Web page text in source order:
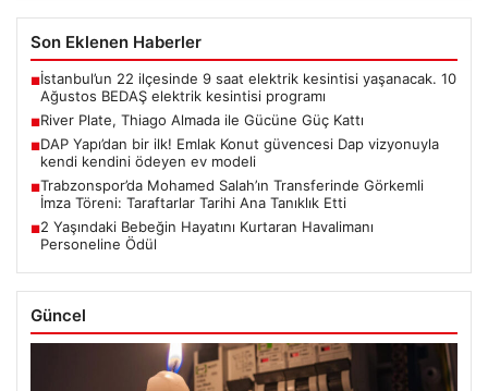
Son Eklenen Haberler
■İstanbul’un 22 ilçesinde 9 saat elektrik kesintisi yaşanacak. 10
Ağustos BEDAŞ elektrik kesintisi programı
■River Plate, Thiago Almada ile Gücüne Güç Kattı
■DAP Yapı’dan bir ilk! Emlak Konut güvencesi Dap vizyonuyla
kendi kendini ödeyen ev modeli
■Trabzonspor’da Mohamed Salah’ın Transferinde Görkemli
İmza Töreni: Taraftarlar Tarihi Ana Tanıklık Etti
■2 Yaşındaki Bebeğin Hayatını Kurtaran Havalimanı
Personeline Ödül
Güncel